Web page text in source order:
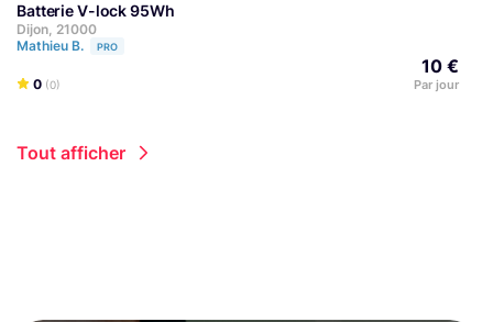
Batterie V-lock 95Wh
Dijon, 21000
Mathieu B.
PRO
0 (0)
10 €
Par jour
Tout afficher